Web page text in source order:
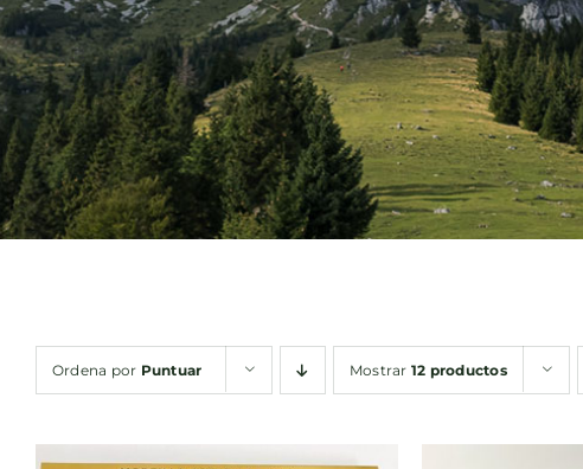
Ordena por Puntuar Mostrar 12 productos